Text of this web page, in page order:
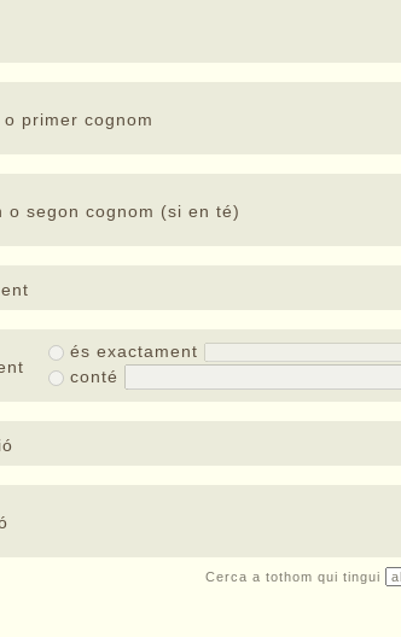
primer cognom
o segon cognom (si en té)
és exactament
conté
Cerca a tothom qui tingui